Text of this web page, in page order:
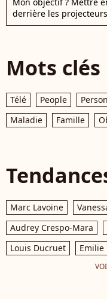
derrière les
Mots clés
Télé People
Maladie
Famille
Marc Lavoine
Audrey Crespo-Mara
Louis Ducruet
Emilie